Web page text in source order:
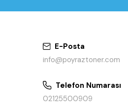
E-Posta
info@poyraztoner.com
Telefon Numarası
02125500909